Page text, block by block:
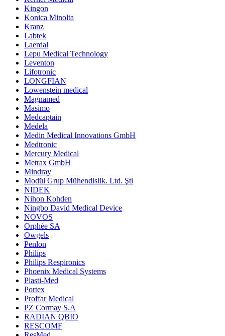
Kingon
Konica Minolta
Kranz
Labtek
Laerdal
Lepu Medical Technology
Leventon
Lifotronic
LONGFIAN
Lowenstein medical
Magnamed
Masimo
Medcaptain
Medela
Medin Medical Innovations GmbH
Medtronic
Mercury Medical
Metrax GmbH
Mindray
Modül Grup Mühendislik. Ltd. Şti
NIDEK
Nihon Kohden
Ningbo David Medical Device
NOVOS
Orphée SA
Owgels
Penlon
Philips
Philips Respironics
Phoenix Medical Systems
Plasti-Med
Portex
Proffar Medical
PZ Cormay S.A
RADIAN QBIO
RESCOMF